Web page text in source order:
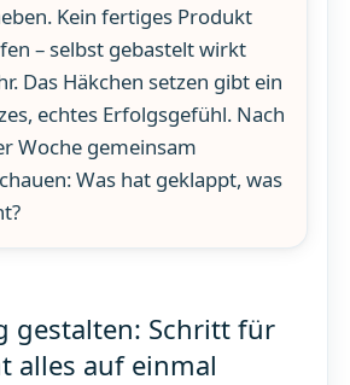
Kein fertiges Produkt
– selbst gebastelt wirkt
Das Häkchen setzen gibt ein
echtes Erfolgsgefühl. Nach
Woche gemeinsam
Was hat geklappt, was
gestalten: Schritt für
alles auf einmal